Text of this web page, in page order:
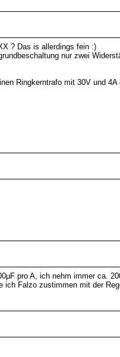
? Das is allerdings fein :)
nur zwei
Ringkerntrafo mit 30V und
pro A, ich nehm immer ca.
ich Falzo zustimmen mit der